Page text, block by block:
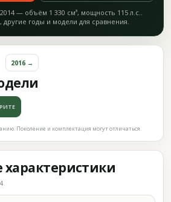
— объём 1 330 см³, мощность 115 л.с..
годы и модели для сравнения.
2016 →
Поколение и комплектация могут отличаться.
характеристики